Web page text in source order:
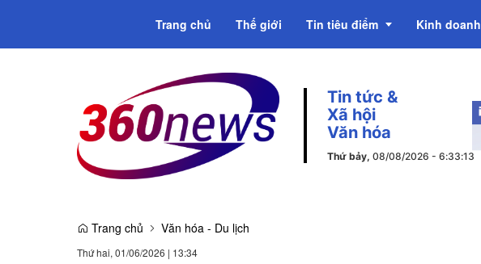
Trang chủ Thế giới Tin tiêu điểm
Emagazine
Kinh doanh
Tin tức &
Xã hội
Văn hóa
Thứ bảy, 08/08/2026 - 6:33:14
Trang chủ Văn hóa - Du lịch
Thứ hai, 01/06/2026 | 13:34